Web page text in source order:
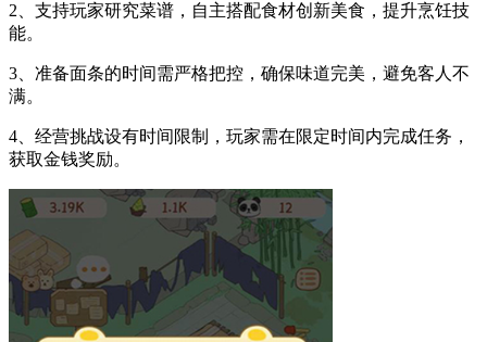
2、支持玩家研究菜谱，自主搭配食材创新美食，提升烹饪技
能。
3、准备面条的时间需严格把控，确保味道完美，避免客人不
满。
4、经营挑战设有时间限制，玩家需在限定时间内完成任务，
获取金钱奖励。